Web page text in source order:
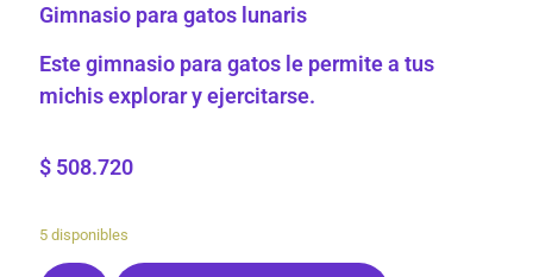
Gimnasio para gatos lunaris
Este gimnasio para gatos le permite a tus
michis explorar y ejercitarse.
$ 508.720
5 disponibles